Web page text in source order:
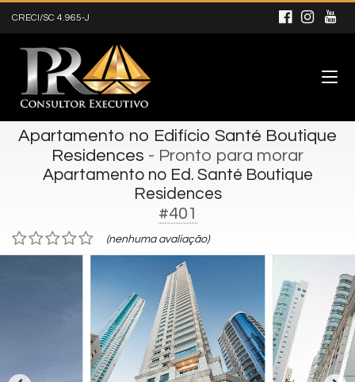
CRECI/SC 4.965-J
Apartamento no Edifício Santé Boutique
Residences - Pronto para morar
Apartamento no Ed. Santé Boutique
Residences
#401
(nenhuma avaliação)